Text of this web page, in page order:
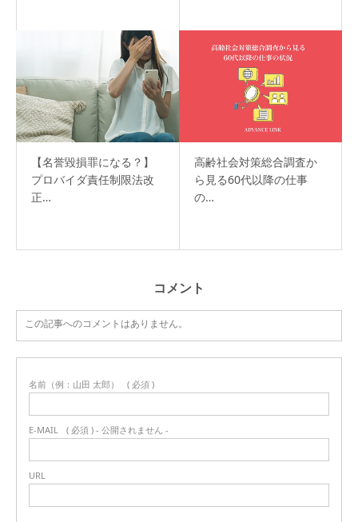
【名誉毀損罪になる？】
プロバイダ責任制限法改
正…
高齢社会対策総合調査か
ら見る60代以降の仕事
の…
コメント
この記事へのコメントはありません。
名前（例：山田 太郎） ( 必須 )
E-MAIL ( 必須 ) - 公開されません -
URL